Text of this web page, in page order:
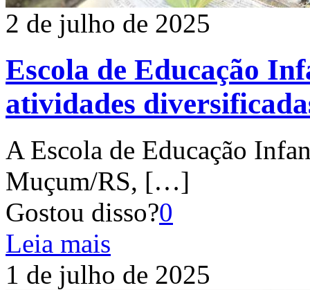
2 de julho de 2025
Escola de Educação
atividades
A Escola de Educação
Muçum/RS, […]
Gostou disso?0
Leia mais
1 de julho de 2025